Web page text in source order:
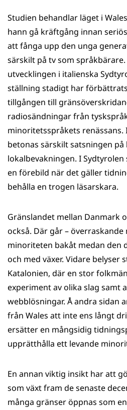
Studien behandlar läget i
hann gå kräftgång innan
att fånga upp den unga
särskilt på tv som
utvecklingen i italienska
ställning stadigt har
tillgången till
radiosändningar från
minoritetsspråkets
betonas särskilt satsningen
lokalbevakningen. I Sydtyrolen
en förebild när det gäller
behålla en trogen läsarskara.
Gränslandet mellan Danmark
också. Där går – överraskande
minoriteten bakåt medan den
och med växer. Vidare belyser
Katalonien, där en stor
experiment av olika slag samt
webblösningar. Å andra sidan
från Wales att inte ens långt
ersätter en mångsidig
upprätthålla ett levande
En annan viktig insikt har att
som växt fram de senaste
många gränser öppnas som